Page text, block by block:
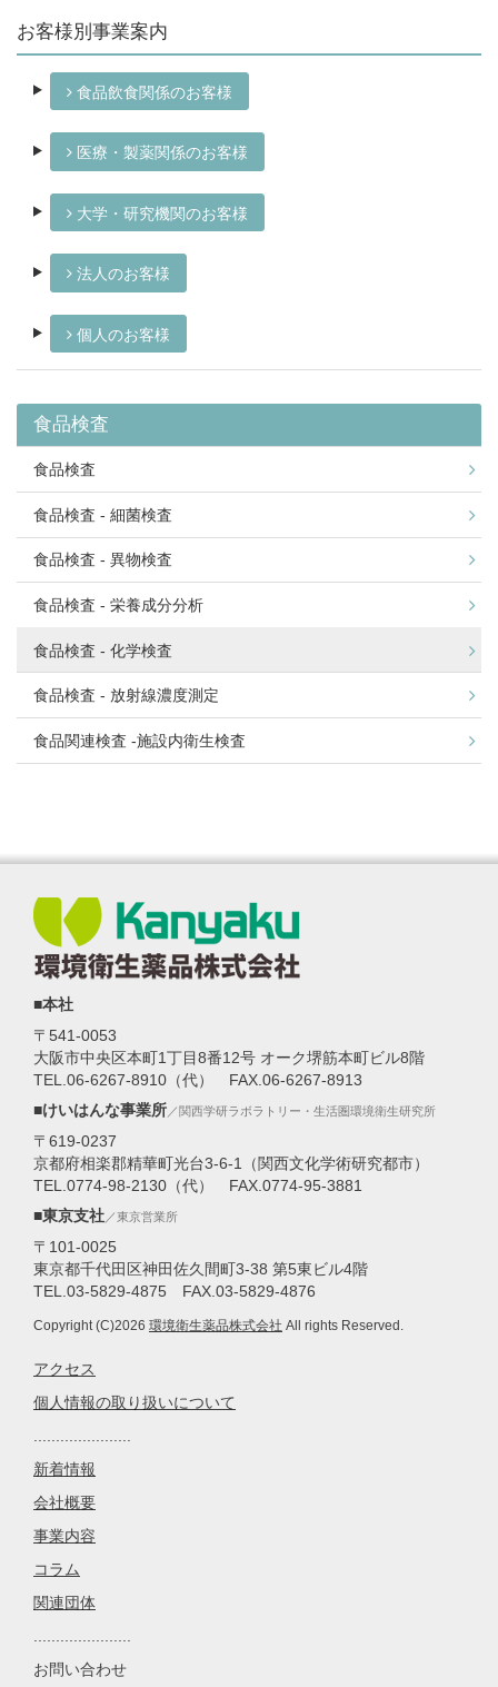
お客様別事業案内
食品飲食関係のお客様
医療・製薬関係のお客様
大学・研究機関のお客様
法人のお客様
個人のお客様
食品検査
食品検査
食品検査 - 細菌検査
食品検査 - 異物検査
食品検査 - 栄養成分分析
食品検査 - 化学検査
食品検査 - 放射線濃度測定
食品関連検査 -施設内衛生検査
■本社
〒541-0053
大阪市中央区本町1丁目8番12号 オーク堺筋本町ビル8階
TEL.06-6267-8910（代） FAX.06-6267-8913
■けいはんな事業所 ／関西学研ラボラトリー・生活圏環境衛生研究所
〒619-0237
京都府相楽郡精華町光台3-6-1（関西文化学術研究都市）
TEL.0774-98-2130（代） FAX.0774-95-3881
■東京支社 ／東京営業所
〒101-0025
東京都千代田区神田佐久間町3-38 第5東ビル4階
TEL.03-5829-4875 FAX.03-5829-4876
Copyright (C)2026 環境衛生薬品株式会社 All rights Reserved.
アクセス
個人情報の取り扱いについて
新着情報
会社概要
事業内容
コラム
関連団体
お問い合わせ